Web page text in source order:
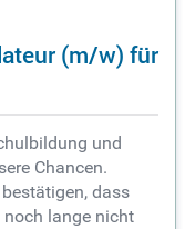
(m/w) für
und
Chancen.
dass
lange nicht